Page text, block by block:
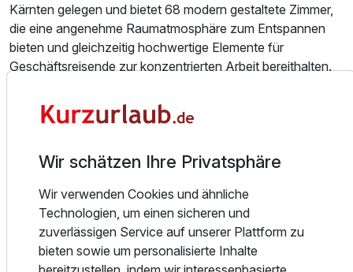
Kärnten gelegen und bietet 68 modern gestaltete Zimmer,
die eine angenehme Raumatmosphäre zum Entspannen
bieten und gleichzeitig hochwertige Elemente für
Geschäftsreisende zur konzentrierten Arbeit bereithalten.
Das herzhafte Frühstück mit regionalen Produkten bildet
die Basis für einen perfekten Start in den Tag. Das Milo
und Weinen sowie mit unvergleichlicher Gastfreundschaft.
wunderschönem Blick auf die Villacher Alpenwelt und lädt
zu gemütlichen Treffen mit Freunden und Familie ein. Hier
können Gäste auch köstliche Süßspeisen aus der
hauseigenen Patisserie, frische Smoothies sowie
Wir schätzen Ihre Privatsphäre
Wir verwenden Cookies und ähnliche
Technologien, um einen sicheren und
zuverlässigen Service auf unserer Plattform zu
bieten sowie um personalisierte Inhalte